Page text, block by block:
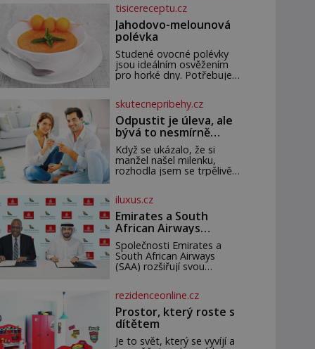
tisicereceptu.cz
Jahodovo-melounová
polévka
Studené ovocné polévky
jsou ideálním osvěžením
pro horké dny. Potřebujete
dezertního vína 50 g cukru
krystal 1 lžíci medu 200 g
zakysané sm
skutecnepribehy.cz
Odpustit je úleva, ale
bývá to nesmírně
těžké
Když se ukázalo, že si
manžel našel milenku,
rozhodla jsem se trpělivě
rodině. Možná je to jedna
z nejtěžších věcí na světě.
Ale každý, kdo s tím má
nějaké zkušenosti, se
zapřísahá, že pokud
odpustíte, znatelně se vám
uleví. Když se ke mně
doneslo, že si manžel
iluxus.cz
Emirates a South
African Airways
rozšiřují partnerství.
Cestujícím nově
zpřístupní dalších
devět destinací v jižní
a střední Africe
Společnosti Emirates a
South African Airways
(SAA) rozšiřují svou
dohoda zpřístupní
cestujícím devět dalších
destinací v jižní a střední
Africe a u
rezidenceonline.cz
Prostor, který roste s
dítětem
Je to svět, který se vyvíjí a